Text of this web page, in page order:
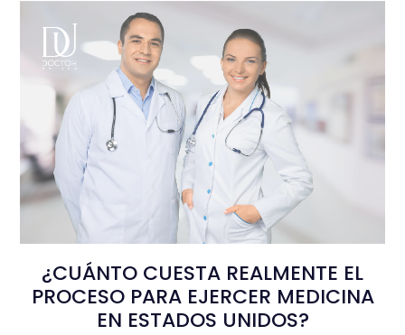
¿CUÁNTO CUESTA REALMENTE EL
PROCESO PARA EJERCER MEDICINA
EN ESTADOS UNIDOS?